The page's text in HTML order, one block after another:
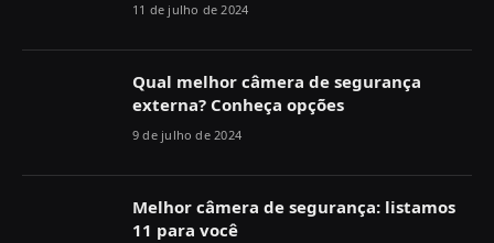
11 de julho de 2024
Qual melhor câmera de segurança
externa? Conheça opções
9 de julho de 2024
Melhor câmera de segurança: listamos
11 para você